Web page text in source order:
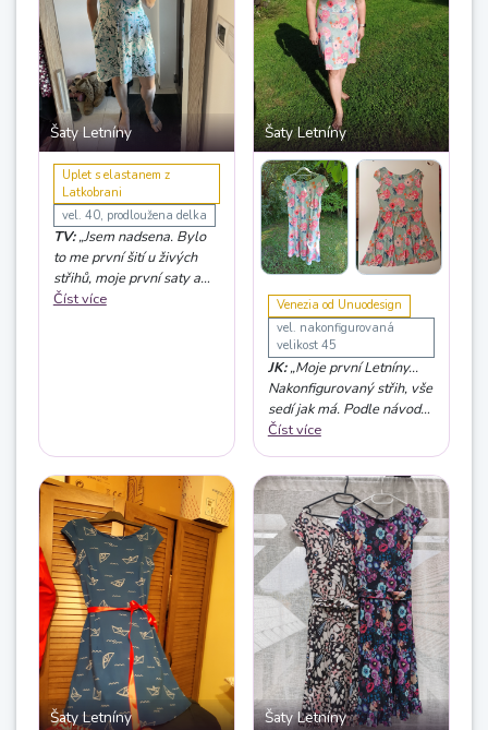
Šaty Letníny
Uplet s elastanem z
Latkobrani
vel. 40, prodloužena delka
TV:„Jsem nadsena. Bylo
to me první šití u živých
střihů, moje první saty a
mam z nich obrovskou
Číst více
Šaty Letníny
Venezia od Unuodesign
vel. nakonfigurovaná
velikost 45
JK:„Moje první Letníny...
Nakonfigurovaný střih, vše
sedí jak má. Podle návodu
se šilo parádně, jen mě
overlocku, ale už jsem
Letníny prostě chtěla mít...
😍 Jako vždy skvělá práce
holky 😉. Děkuji“
Číst více
Šaty Letníny Šaty Letníny